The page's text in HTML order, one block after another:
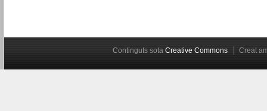
Continguts sotaCreative Commons Creat